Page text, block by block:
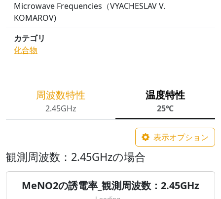
Microwave Frequencies（VYACHESLAV V.
KOMAROV)
カテゴリ
化合物
周波数特性
2.45GHz
温度特性
25℃
表示オプション
観測周波数：2.45GHzの場合
MeNO2の誘電率_観測周波数：2.45GHz